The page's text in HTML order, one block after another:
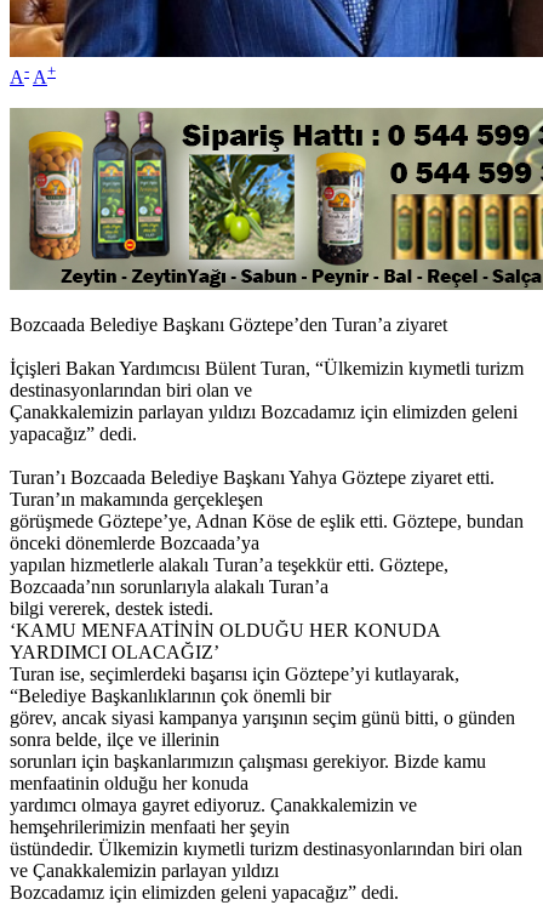
A- A+
Bozcaada Belediye Başkanı Göztepe’den Turan’a ziyaret
İçişleri Bakan Yardımcısı Bülent Turan, “Ülkemizin kıymetli turizm
destinasyonlarından biri olan ve
Çanakkalemizin parlayan yıldızı Bozcadamız için elimizden geleni
yapacağız” dedi.
Turan’ı Bozcaada Belediye Başkanı Yahya Göztepe ziyaret etti.
Turan’ın makamında gerçekleşen
görüşmede Göztepe’ye, Adnan Köse de eşlik etti. Göztepe, bundan
önceki dönemlerde Bozcaada’ya
yapılan hizmetlerle alakalı Turan’a teşekkür etti. Göztepe,
Bozcaada’nın sorunlarıyla alakalı Turan’a
bilgi vererek, destek istedi.
‘KAMU MENFAATİNİN OLDUĞU HER KONUDA
YARDIMCI OLACAĞIZ’
Turan ise, seçimlerdeki başarısı için Göztepe’yi kutlayarak,
“Belediye Başkanlıklarının çok önemli bir
görev, ancak siyasi kampanya yarışının seçim günü bitti, o günden
sonra belde, ilçe ve illerinin
sorunları için başkanlarımızın çalışması gerekiyor. Bizde kamu
menfaatinin olduğu her konuda
yardımcı olmaya gayret ediyoruz. Çanakkalemizin ve
hemşehrilerimizin menfaati her şeyin
üstündedir. Ülkemizin kıymetli turizm destinasyonlarından biri olan
ve Çanakkalemizin parlayan yıldızı
Bozcadamız için elimizden geleni yapacağız” dedi.